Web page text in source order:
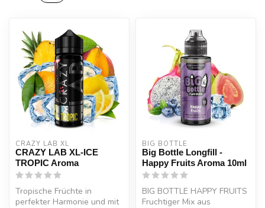
CRAZY LAB XL
CRAZY LAB XL-ICE
TROPIC Aroma
Tropische Früchte in
perfekter Harmonie und mit
BIG BOTTLE
Big Bottle Longfill -
Happy Fruits Aroma 10ml
BIG BOTTLE HAPPY FRUITS
Fruchtiger Mix aus